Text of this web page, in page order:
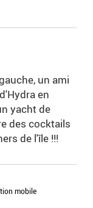
un ami
en
yacht de
des cocktails
de l'île !!!
mobile